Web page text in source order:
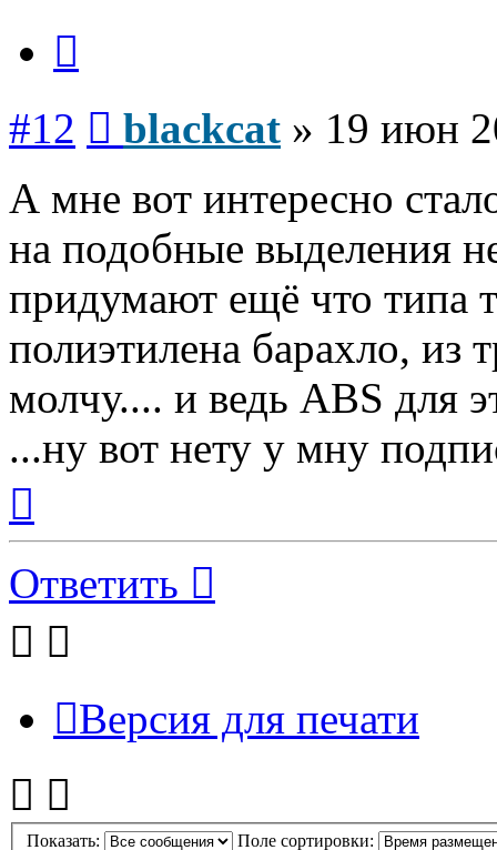
#12 blackcat » 19 июн
А мне вот интересно
на подобные выделения
придумают ещё что типа
полиэтилена барахло, из
молчу.... и ведь ABS для
...ну вот нету у мну
началу
Ответить
Версия для печати
Показать: Поле сортировки: